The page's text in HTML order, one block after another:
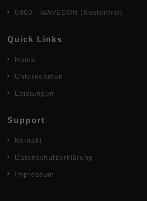
0800 - WAVECON (kostenfrei)
Quick Links
Home
Unternehmen
Leistungen
Support
Kontakt
Datenschutzerklärung
Impressum